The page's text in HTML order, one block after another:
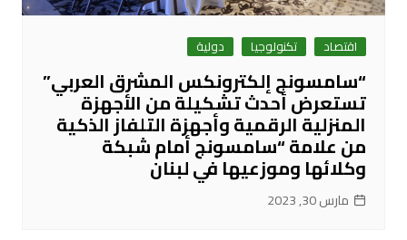
اقتصاد تكنولوجيا دولية
“سامسونج إلكترونكس المشرق العربي”
تستعرض أحدث تشكيلة من الأجهزة
المنزلية الرقمية وأجهزة التلفاز الذكية
من علامة “سامسونج أمام شبكة
وكلائها وموزعيها في لبنان
مارس 30, 2023